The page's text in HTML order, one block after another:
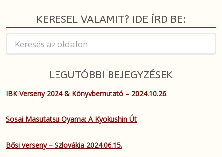
KERESEL VALAMIT? IDE ÍRD BE:
LEGUTÓBBI BEJEGYZÉSEK
IBK Verseny 2024 & Könyvbemutató – 2024.10.26.
Sosai Masutatsu Oyama: A Kyokushin Út
Bősi verseny – Szlovákia 2024.06.15.